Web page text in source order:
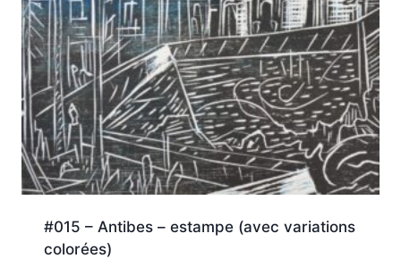
#015 – Antibes – estampe (avec variations
colorées)